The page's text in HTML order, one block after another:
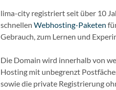
lima-city registriert seit über 10
schnellen Webhosting-Paketen
Gebrauch, zum Lernen und
Die Domain wird innerhalb von
Hosting mit unbegrenzt
sowie die private Registrierung